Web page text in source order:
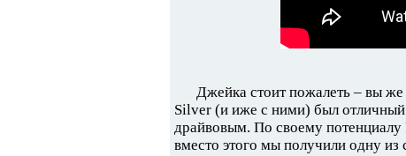
Джейка стоит пожалеть – вы
Silver (и иже с ними) был
драйвовым. По своему
вместо этого мы получили одну